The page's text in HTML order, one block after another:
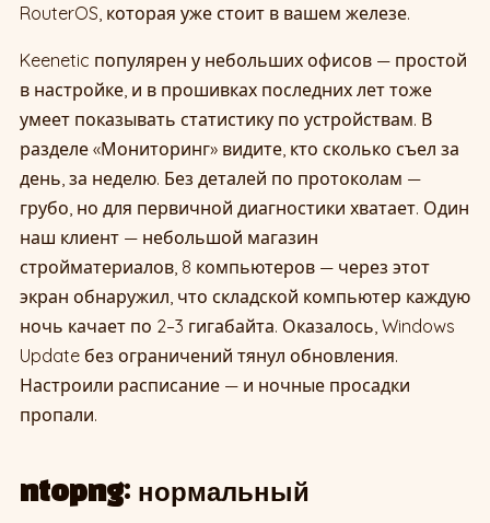
RouterOS, которая уже стоит в вашем железе.
Keenetic популярен у небольших офисов — простой
в настройке, и в прошивках последних лет тоже
умеет показывать статистику по устройствам. В
разделе «Мониторинг» видите, кто сколько съел за
день, за неделю. Без деталей по протоколам —
грубо, но для первичной диагностики хватает. Один
наш клиент — небольшой магазин
стройматериалов, 8 компьютеров — через этот
экран обнаружил, что складской компьютер каждую
ночь качает по 2–3 гигабайта. Оказалось, Windows
Update без ограничений тянул обновления.
Настроили расписание — и ночные просадки
пропали.
ntopng: нормальный